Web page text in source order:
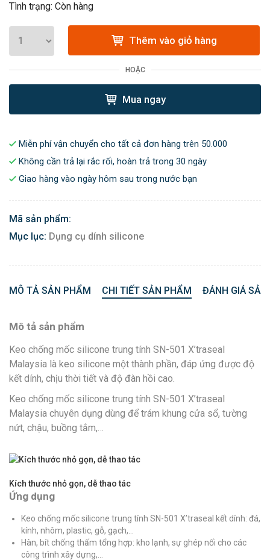
Tình trạng: Còn hàng
Thêm vào giỏ hàng
HOẶC
Mua ngay
Miễn phí vận chuyển cho tất cả đơn hàng trên 50.000
Không cần trả lại rắc rối, hoàn trả trong 30 ngày
Giao hàng vào ngày hôm sau trong nước bạn
Mã sản phẩm:
Mục lục: Dụng cụ dính silicone
MÔ TẢ SẢN PHẨM CHI TIẾT SẢN PHẨM ĐÁNH GIÁ
Mô tả sản phẩm
Keo chống mốc silicone trung tính SN-501 X’traseal
Malaysia là keo silicone một thành phần, đáp ứng được độ
kết dính, chịu thời tiết và độ đàn hồi cao.
Keo chống mốc silicone trung tính SN-501 X’traseal
Malaysia chuyên dụng dùng để trám khung cửa sổ, tường
nứt, chậu, buồng tắm,…
Kích thước nhỏ gọn, dễ thao tác
Ứng dụng
Keo chống mốc silicone trung tính SN-501 X’traseal kết dính: đá,
kính, nhôm, plastic, gỗ, gạch,…
Hàn, bít chống thấm tổng hợp: kho lạnh, sự ghép nối cho các
công trình xây dựng,…